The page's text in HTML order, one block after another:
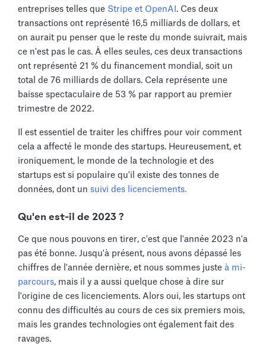
entreprises telles que Stripe et OpenAI . Ces deux
transactions ont représenté 16,5 milliards de dollars, et
on aurait pu penser que le reste du monde suivrait, mais
ce n'est pas le cas. À elles seules, ces deux transactions
ont représenté 21 % du financement mondial, soit un
total de 76 milliards de dollars. Cela représente une
baisse spectaculaire de 53 % par rapport au premier
trimestre de 2022.
Il est essentiel de traiter les chiffres pour voir comment
cela a affecté le monde des startups. Heureusement, et
ironiquement, le monde de la technologie et des
startups est si populaire qu'il existe des tonnes de
données, dont un suivi des licenciements.
Qu'en est-il de 2023 ?
Ce que nous pouvons en tirer, c'est que l'année 2023 n'a
pas été bonne. Jusqu'à présent, nous avons dépassé les
chiffres de l'année dernière, et nous sommes juste à mi-
parcours, mais il y a aussi quelque chose à dire sur
l'origine de ces licenciements. Alors oui, les startups ont
connu des difficultés au cours de ces six premiers mois,
mais les grandes technologies ont également fait des
ravages.